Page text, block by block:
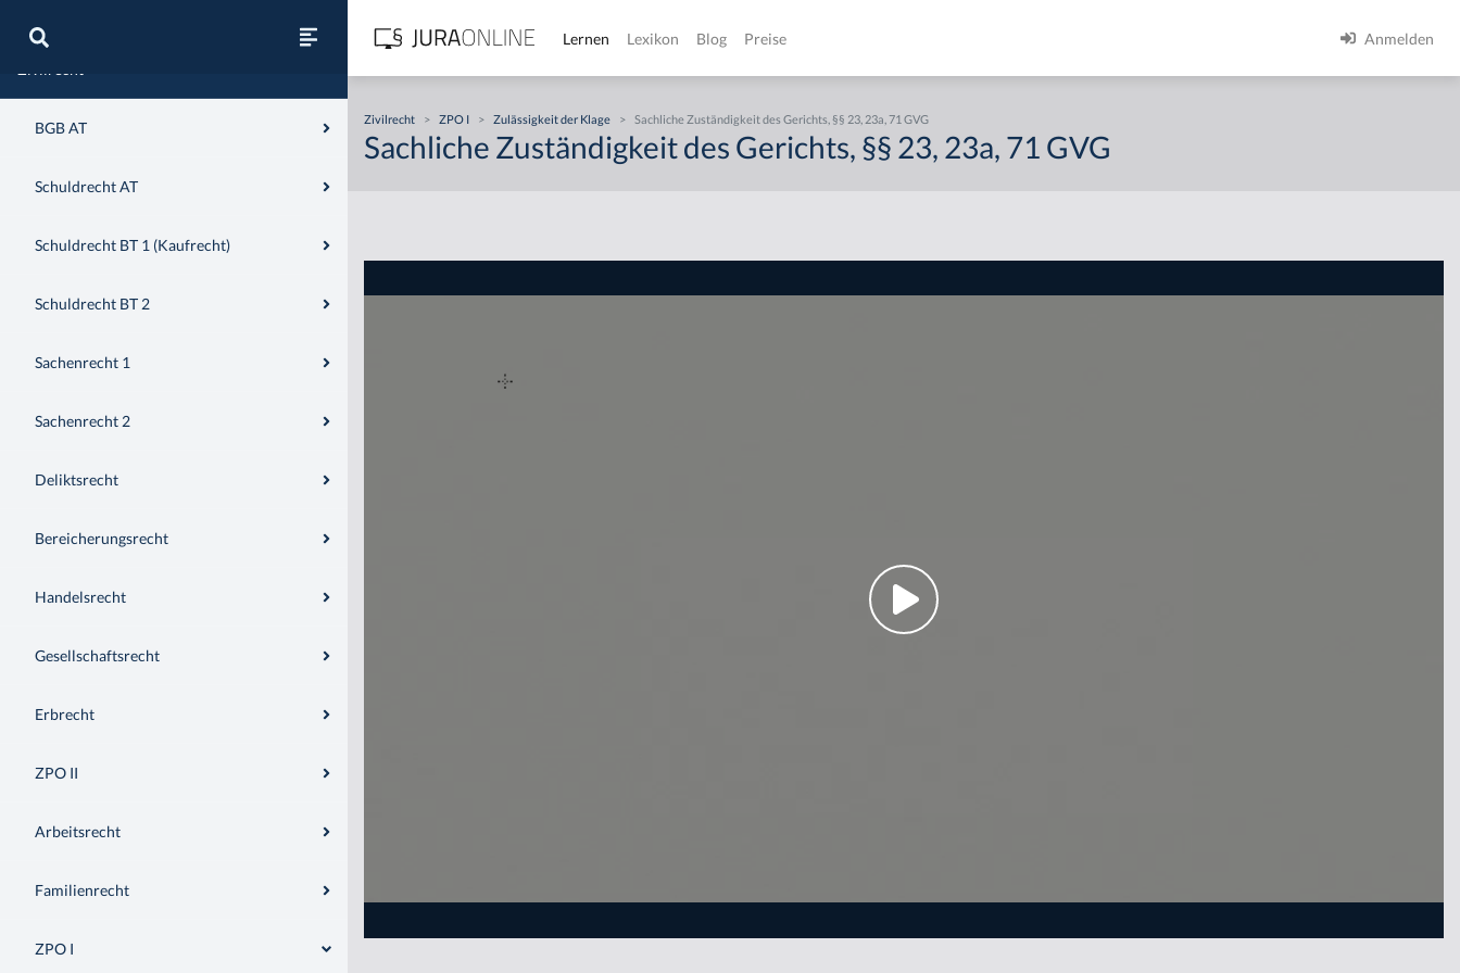
BGB AT
Schuldrecht AT
Schuldrecht BT 1 (Kaufrecht)
Schuldrecht BT 2
Sachenrecht 1
Sachenrecht 2
Deliktsrecht
Bereicherungsrecht
Handelsrecht
Gesellschaftsrecht
Erbrecht
ZPO II
Arbeitsrecht
Familienrecht
ZPO I
Lernen Lexikon Blog Preise Anmelden
Zivilrecht > ZPO I > Zulässigkeit der Klage > Sachliche Zuständigkeit des Gerichts, §§ 23, 23a, 71 GVG
Sachliche Zuständigkeit des Gerichts, §§ 23, 23a, 71 GVG